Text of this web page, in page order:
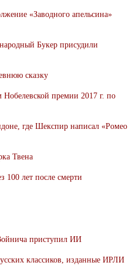
«Заводного апельсина»
Букер присудили
сказку
Нобелевской премии 2017 г. по
где Шекспир написал «Ромео
Твена
100 лет после смерти
приступил ИИ
классиков, изданные ИРЛИ